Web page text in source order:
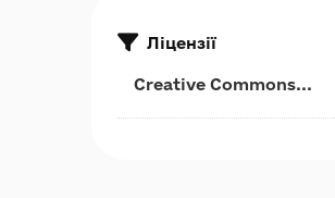
Ліцензії
Creative Commons...